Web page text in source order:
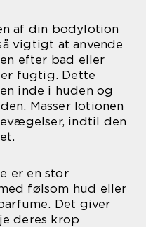
af din bodylotion
vigtigt at anvende
efter bad eller
er fugtig. Dette
inde i huden og
Masser lotionen
indtil den
er en stor
følsom hud eller
Det giver
deres krop